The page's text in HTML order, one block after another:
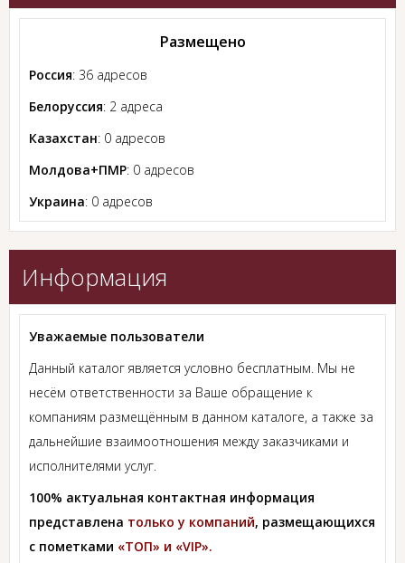
Размещено
Россия: 36 адресов
Белоруссия: 2 адреса
Казахстан: 0 адресов
Молдова+ПМР: 0 адресов
Украина: 0 адресов
Информация
Уважаемые пользователи
Данный каталог является условно бесплатным. Мы не
несём ответственности за Ваше обращение к
компаниям размещённым в данном каталоге, а также за
дальнейшие взаимоотношения между заказчиками и
исполнителями услуг.
100% актуальная контактная информация
представлена только у компаний, размещающихся
с пометками «ТОП» и «VIP».